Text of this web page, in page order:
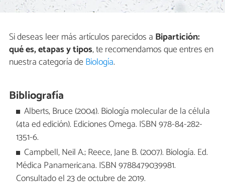
Si deseas leer más artículos parecidos a Bipartición:
qué es, etapas y tipos, te recomendamos que entres en
nuestra categoría deBiología.
Bibliografía
Alberts, Bruce (2004). Biología molecular de la célula
(4ta ed edición). Ediciones Omega. ISBN 978-84-282-
1351-6.
Campbell, Neil A.; Reece, Jane B. (2007). Biología. Ed.
Médica Panamericana. ISBN 9788479039981.
Consultado el 23 de octubre de 2019.